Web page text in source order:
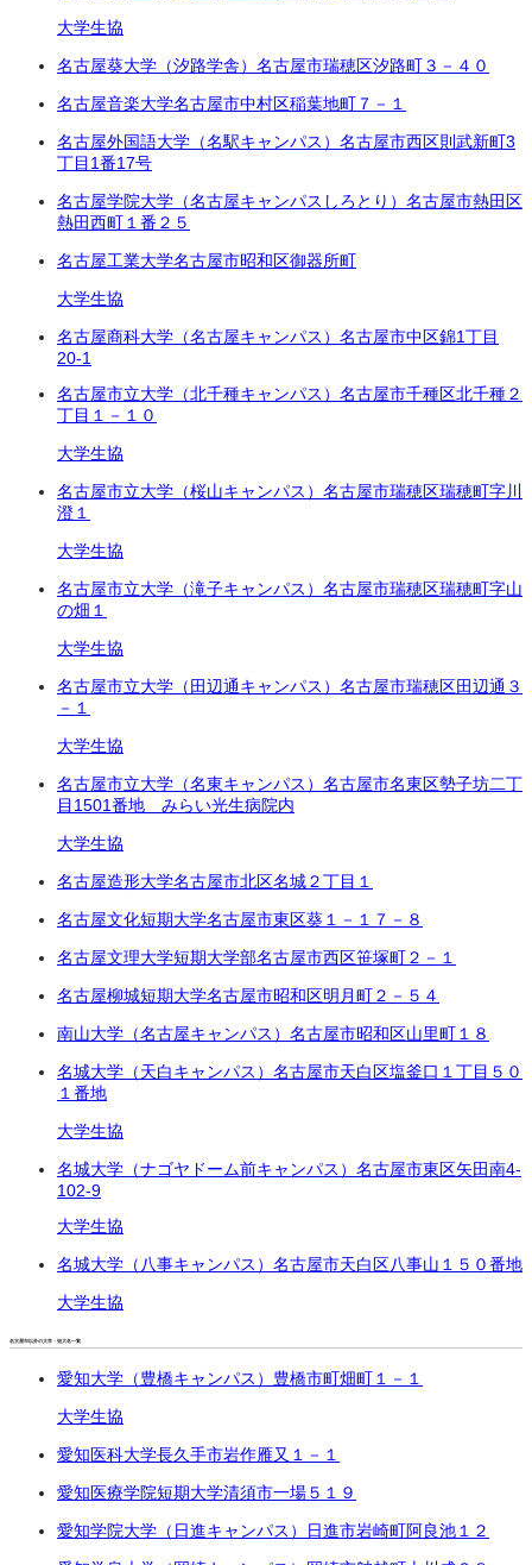
大学生協
名古屋葵大学（汐路学舎） 名古屋市瑞穂区汐路町３－４０
名古屋音楽大学名古屋市中村区稲葉地町７－１
名古屋外国語大学（名駅キャンパス） 名古屋市西区則武新町3
丁目1番17号
名古屋学院大学（名古屋キャンパスしろとり） 名古屋市熱田区
熱田西町１番２５
名古屋工業大学名古屋市昭和区御器所町
大学生協
名古屋商科大学（名古屋キャンパス） 名古屋市中区錦1丁目
20-1
名古屋市立大学（北千種キャンパス） 名古屋市千種区北千種２
丁目 １－１０
大学生協
名古屋市立大学（桜山キャンパス） 名古屋市瑞穂区瑞穂町字川
澄１
大学生協
名古屋市立大学（滝子キャンパス） 名古屋市瑞穂区瑞穂町字山
の畑１
大学生協
名古屋市立大学（田辺通キャンパス） 名古屋市瑞穂区田辺通３
－１
大学生協
名古屋市立大学（名東キャンパス） 名古屋市名東区勢子坊二丁
目 1501番地 みらい光生病院内
大学生協
名古屋造形大学名古屋市北区名城２丁目１
名古屋文化短期大学名古屋市東区葵１－１７－８
名古屋文理大学短期大学部名古屋市西区笹塚町２－１
名古屋柳城短期大学名古屋市昭和区明月町２－５４
南山大学（名古屋キャンパス） 名古屋市昭和区山里町１８
名城大学（天白キャンパス） 名古屋市天白区塩釜口１丁目 ５０
１番地
大学生協
名城大学（ナゴヤドーム前キャンパス） 名古屋市東区矢田南4-
102-9
大学生協
名城大学（八事キャンパス） 名古屋市天白区八事山１５０番地
大学生協
名古屋市以外の大学・短大名一覧
愛知大学（豊橋キャンパス） 豊橋市町畑町１－１
大学生協
愛知医科大学長久手市岩作雁又１－１
愛知医療学院短期大学清須市一場５１９
愛知学院大学（日進キャンパス）
日進市岩崎町阿良池１２